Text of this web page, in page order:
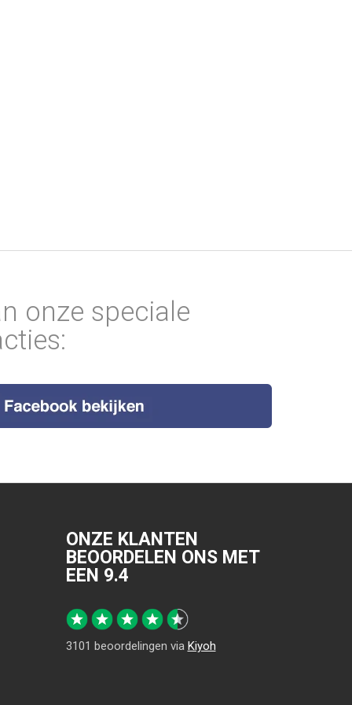
onze speciale
ONZE KLANTEN
BEOORDELEN ONS MET
EEN 9.4
3101 beoordelingen via Kiyoh